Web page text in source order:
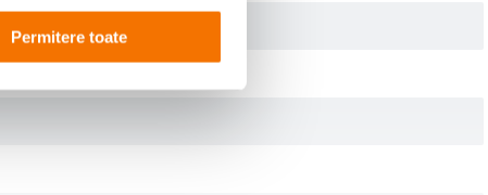
Permitere toate